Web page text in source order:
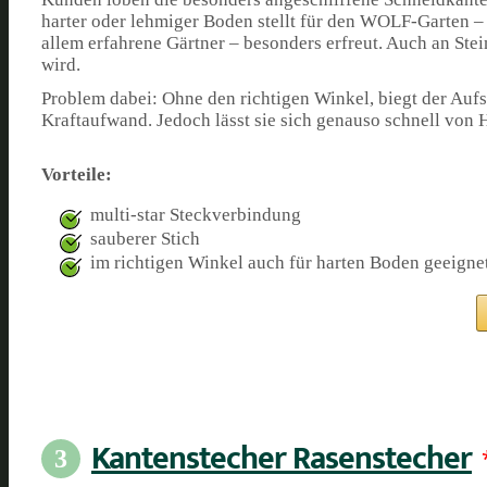
harter oder lehmiger Boden stellt für den WOLF-Garten
allem erfahrene Gärtner – besonders erfreut. Auch an
wird.
Problem dabei: Ohne den richtigen Winkel, biegt der
Kraftaufwand. Jedoch lässt sie sich genauso schnell von
Vorteile:
multi-star Steckverbindung
sauberer Stich
im richtigen Winkel auch für harten Boden
3 Kantenstecher Rasenstecher